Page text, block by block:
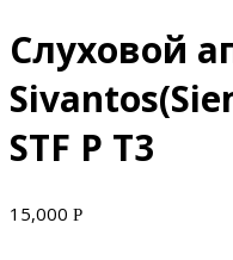
Слуховой
STF P T3
15,000 Р